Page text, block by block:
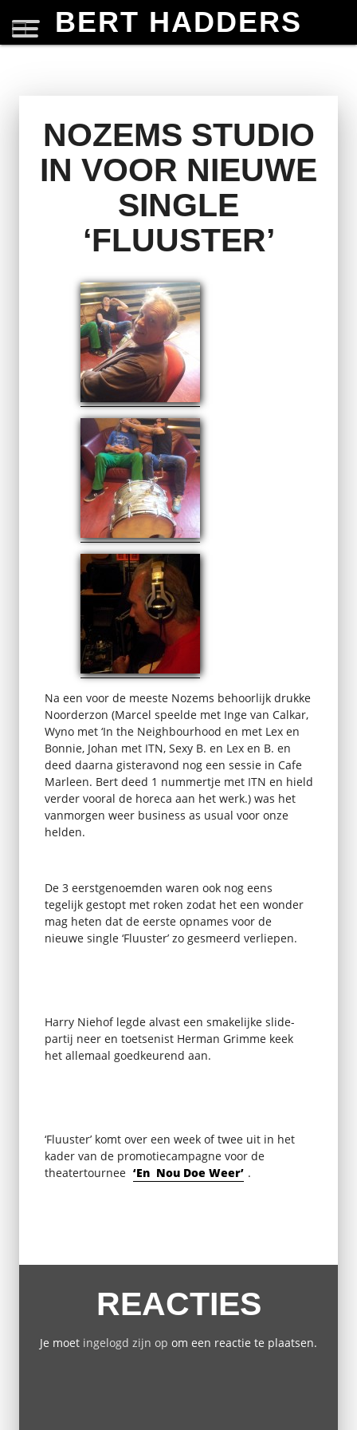
BERT HADDERS
NOZEMS STUDIO
IN VOOR NIEUWE
SINGLE
‘FLUUSTER’
Na een voor de meeste Nozems behoorlijk drukke
Noorderzon (Marcel speelde met Inge van Calkar,
Wyno met ‘In the Neighbourhood en met Lex en
Bonnie, Johan met ITN, Sexy B. en Lex en B. en
deed daarna gisteravond nog een sessie in Cafe
Marleen. Bert deed 1 nummertje met ITN en hield
verder vooral de horeca aan het werk.) was het
vanmorgen weer business as usual voor onze
helden.
De 3 eerstgenoemden waren ook nog eens
tegelijk gestopt met roken zodat het een wonder
mag heten dat de eerste opnames voor de
nieuwe single ‘Fluuster’ zo gesmeerd verliepen.
Harry Niehof legde alvast een smakelijke slide-
partij neer en toetsenist Herman Grimme keek
het allemaal goedkeurend aan.
‘Fluuster’ komt over een week of twee uit in het
kader van de promotiecampagne voor de
theatertournee ‘En Nou Doe Weer’ .
REACTIES
Je moet ingelogd zijn op om een reactie te plaatsen.